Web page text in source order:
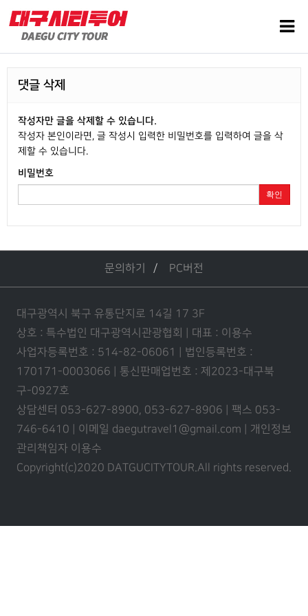
댓글 삭제
작성자만 글을 삭제할 수 있습니다.
작성자 본인이라면, 글 작성시 입력한 비밀번호를 입력하여 글을 삭
제할 수 있습니다.
비밀번호
확인
문의하기 PC버전
대구광역시 북구 유통단지로 14길 17 3F
상호 : 특수법인 대구광역시관광협회 | 대표 : 이용수
사업자등록번호 : 514-82-06061 | 법인등록번호 :
170171-0003066 | 통신판매업번호 : 제2023-대구북
구-0927호
상담센터 053-627-8900, 053-627-8906 | 팩스 053-
746-6410 | 이메일 daegutravel1@gmail.com | 개인정보
관리책임자 이용수
Copyright(c)2020 DATGUCITYTOUR.All rights reserved.